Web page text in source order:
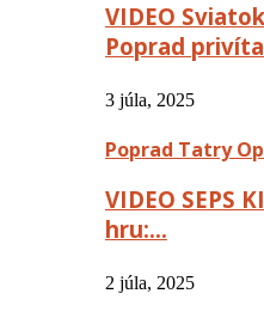
VIDEO
Poprad
3 júla, 2025
Poprad Tatry
VIDEO SEPS
hru:…
2 júla, 2025